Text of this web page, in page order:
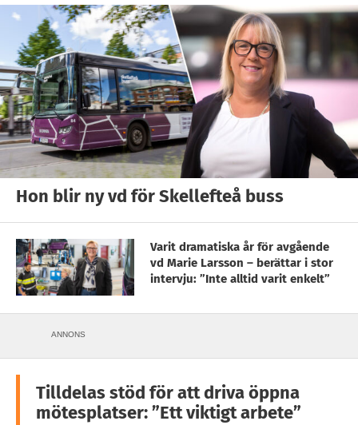
Hon blir ny vd för Skellefteå buss
Varit dramatiska år för avgående
vd Marie Larsson – berättar i stor
intervju: ”Inte alltid varit enkelt”
ANNONS
Tilldelas stöd för att driva öppna
mötesplatser: ”Ett viktigt arbete”